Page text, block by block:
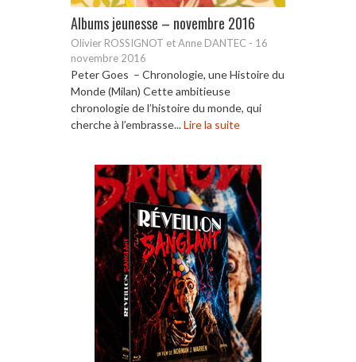
Albums jeunesse – novembre 2016
Olivier ROSSIGNOT et Anne DANTEC - 16
novembre 2016
Peter Goes – Chronologie, une Histoire du
Monde (Milan) Cette ambitieuse
chronologie de l’histoire du monde, qui
cherche à l’embrasse...Lire la suite